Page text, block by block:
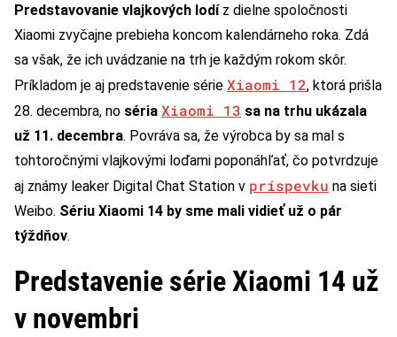
Predstavovanie vlajkových lodí z dielne spoločnosti
Xiaomi zvyčajne prebieha koncom kalendárneho roka. Zdá
sa však, že ich uvádzanie na trh je každým rokom skôr.
Príkladom je aj predstavenie série Xiaomi 12, ktorá prišla
28. decembra, no séria Xiaomi 13 sa na trhu ukázala
už 11. decembra. Povráva sa, že výrobca by sa mal s
tohtoročnými vlajkovými loďami poponáhľať, čo potvrdzuje
aj známy leaker Digital Chat Station v príspevku na sieti
Weibo. Sériu Xiaomi 14 by sme mali vidieť už o pár
týždňov.
Predstavenie série Xiaomi 14 už
v novembri